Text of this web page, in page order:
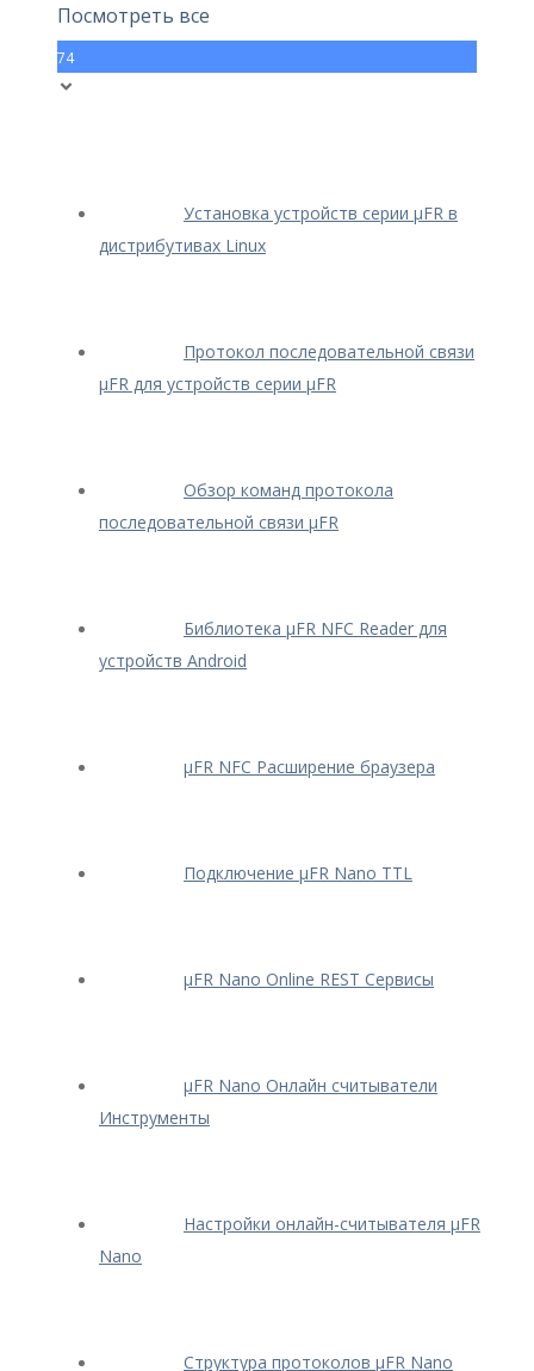
Посмотреть все
74
Установка устройств серии μFR в
дистрибутивах Linux
Протокол последовательной связи
μFR для устройств серии μFR
Обзор команд протокола
последовательной связи μFR
Библиотека μFR NFC Reader для
устройств Android
μFR NFC Расширение браузера
Подключение μFR Nano TTL
μFR Nano Online REST Сервисы
μFR Nano Онлайн считыватели
Инструменты
Настройки онлайн-считывателя μFR
Nano
Структура протоколов μFR Nano